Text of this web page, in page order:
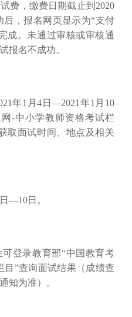
费，缴费日期截止到2020
后，报名网页显示为“支付
成。未通过审核或审核通
报名不成功。
年1月4日—2021年1月10
-中小学教师资格考试栏
取面试时间、地点及相关
—10日。
可登录教育部“中国教育考
”查询面试结果（成绩查
知为准）。